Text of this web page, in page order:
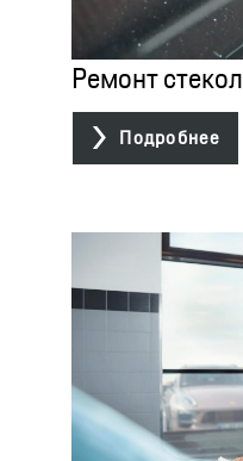
Ремонт стекол
 Подробнее